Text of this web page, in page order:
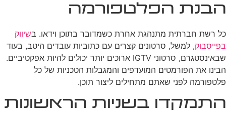
הבנת הפלטפורמה
כל רשת חברתית מתנהגת אחרת כשמדובר בתוכן וידאו. בשיווק
בפייסבוק, למשל, סרטונים קצרים עם כתוביות עובדים היטב, בעוד
שבאינסטגרם, סרטוני IGTV ארוכים יותר יכולים להיות אפקטיביים.
הבינו את הפורמטים המועדפים והמגבלות הטכניות של כל
פלטפורמה לפני שאתם מתחילים ליצור תוכן.
התמקדו בשניות הראשונות